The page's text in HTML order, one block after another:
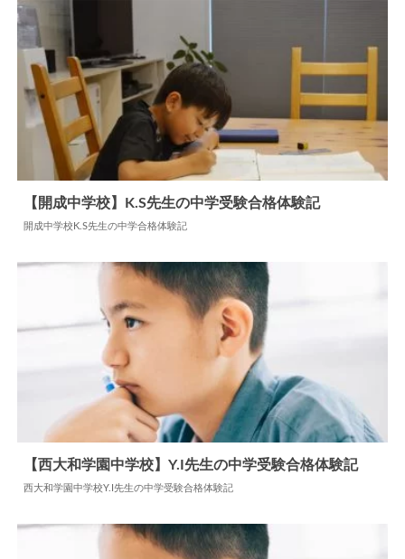
【開成中学校】K.S先生の中学受験合格体験記
開成中学校K.S先生の中学合格体験記
【西大和学園中学校】Y.I先生の中学受験合格体験記
西大和学園中学校Y.I先生の中学受験合格体験記